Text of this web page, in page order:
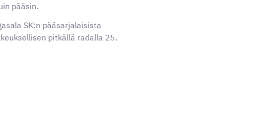
pääsin.
SK:n pääsarjalaisista
pitkällä radalla 25.